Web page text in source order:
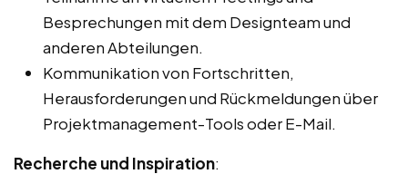
Besprechungen mit dem Designteam und
anderen Abteilungen.
Kommunikation von Fortschritten,
Herausforderungen und Rückmeldungen über
Projektmanagement-Tools oder E-Mail.
Recherche und Inspiration: